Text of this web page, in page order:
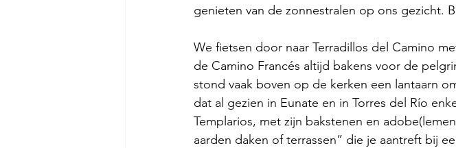
genieten van de zonnestralen op ons gezicht.
We fietsen door naar Terradillos del Camino
de Camino Francés altijd bakens voor de
stond vaak boven op de kerken een lantaarn
dat al gezien in Eunate en in Torres del Río
Templarios, met zijn bakstenen en
aarden daken of terrassen” die je aantreft bij